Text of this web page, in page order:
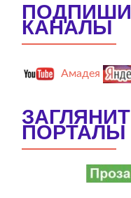
КАНАЛЫ
Амадея
ПОРТАЛЫ